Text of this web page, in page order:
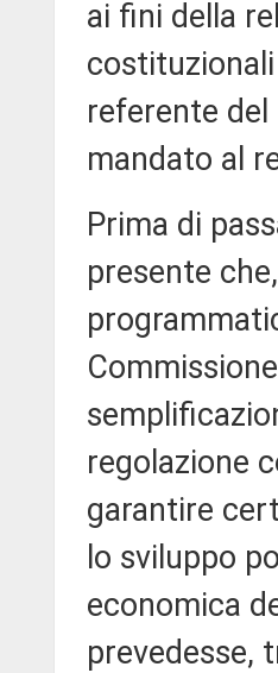
ai fini della
referente
mandato al
Prima di
presente
regolazione
garantire
lo sviluppo
economica
prevedesse,